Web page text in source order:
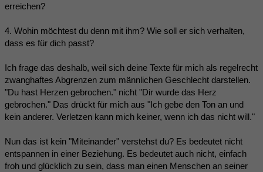
erreichen?
4. Wohin möchtest du denn mit ihm? Wie soll er sich verhalten,
dass es für dich passt?
Ich frage das deshalb, weil sich deine Texte für mich als regelrecht
zwanghaftes Abgrenzen zum männlichen Geschlecht darstellen.
"Du hast Herzen gebrochen." nicht "Dir wurde das Herz
gebrochen." Das drückt für mich aus "Ich gebe den Ton an und
kein anderer. Verletzen kann mich keiner, wenn ich das nicht will."
Nun das ist kein "Miteinander" verstehst du? Es bedeutet nicht
entspannen in einer Beziehung. Es bedeutet auch nicht, einfach
froh und glücklich zu sein, dass man einen Menschen an seiner